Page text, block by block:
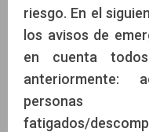
riesgo. En el
los avisos de
en cuenta
anteriormente:
fatigados/